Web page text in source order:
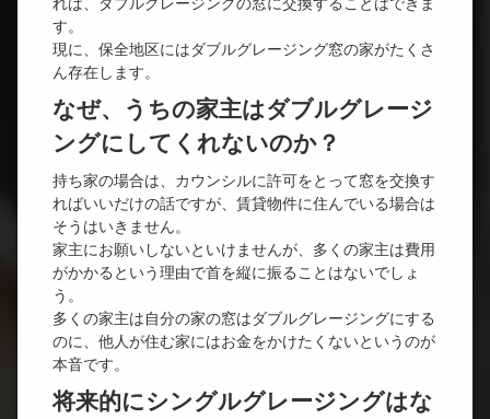
す。
現に、保全地区にはダブルグレージング窓の家がたくさ
ん存在します。
なぜ、うちの家主はダブルグレージ
ングにしてくれないのか？
持ち家の場合は、カウンシルに許可をとって窓を交換す
ればいいだけの話ですが、賃貸物件に住んでいる場合は
そうはいきません。
家主にお願いしないといけませんが、多くの家主は費用
がかかるという理由で首を縦に振ることはないでしょ
う。
多くの家主は自分の家の窓はダブルグレージングにする
のに、他人が住む家にはお金をかけたくないというのが
本音です。
将来的にシングルグレージングはな